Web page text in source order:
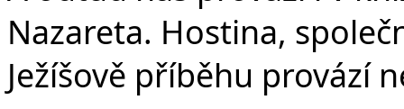
Nazareta. Hostina,
Ježíšově příběhu provází